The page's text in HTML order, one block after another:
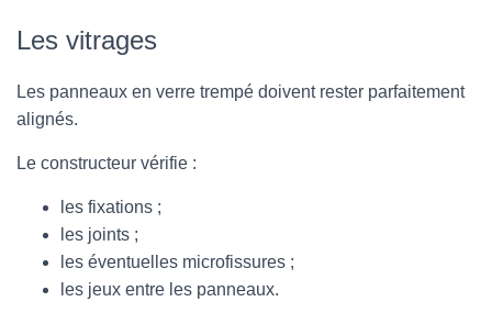
Les vitrages
Les panneaux en verre trempé doivent rester parfaitement
alignés.
Le constructeur vérifie :
les fixations ;
les joints ;
les éventuelles microfissures ;
les jeux entre les panneaux.